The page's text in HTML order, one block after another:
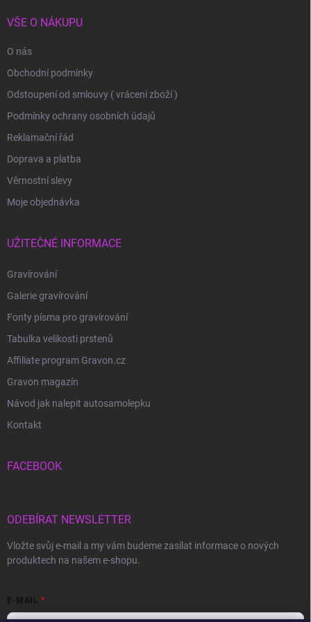
VŠE O NÁKUPU
O nás
Obchodní podmínky
Odstoupení od smlouvy ( vrácení zboží )
Podmínky ochrany osobních údajů
Reklamační řád
Doprava a platba
Věrnostní slevy
Moje objednávka
UŽITEČNÉ INFORMACE
Gravírování
Galerie gravírování
Fonty písma pro gravírování
Tabulka velikosti prstenů
Affiliate program Gravon.cz
Gravon magazín
Návod jak nalepit autosamolepku
Kontakt
FACEBOOK
ODEBÍRAT NEWSLETTER
Vložte svůj e-mail a my vám budeme zasílat informace o nových
produktech na našem e-shopu.
E-MAIL